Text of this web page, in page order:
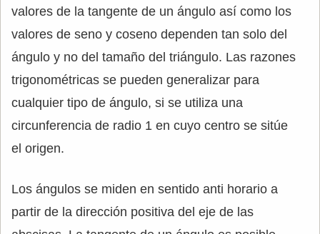
valores de la tangente de un ángulo así como los
valores de seno y coseno dependen tan solo del
ángulo y no del tamaño del triángulo. Las razones
trigonométricas se pueden generalizar para
cualquier tipo de ángulo, si se utiliza una
circunferencia de radio 1 en cuyo centro se sitúe
el origen.
Los ángulos se miden en sentido anti horario a
partir de la dirección positiva del eje de las